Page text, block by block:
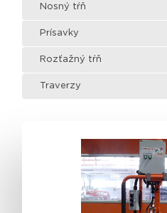
Nosný tŕň
Prísavky
Rozťažný tŕň
Traverzy